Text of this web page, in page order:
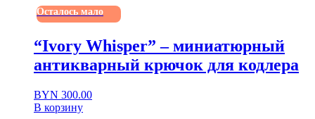
Осталось мало
“Ivory Whisper” – миниатюрный
антикварный крючок для кодлера
BYN 300.00
В корзину